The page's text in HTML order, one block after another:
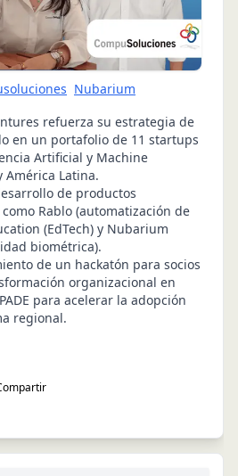
Nubarium
refuerza su estrategia de
en un portafolio de 11 startups
Artificial y Machine
América Latina.
de productos
Rablo (automatización de
(EdTech) y Nubarium
biométrica).
de un hackatón para socios
organizacional en
para acelerar la adopción
regional.